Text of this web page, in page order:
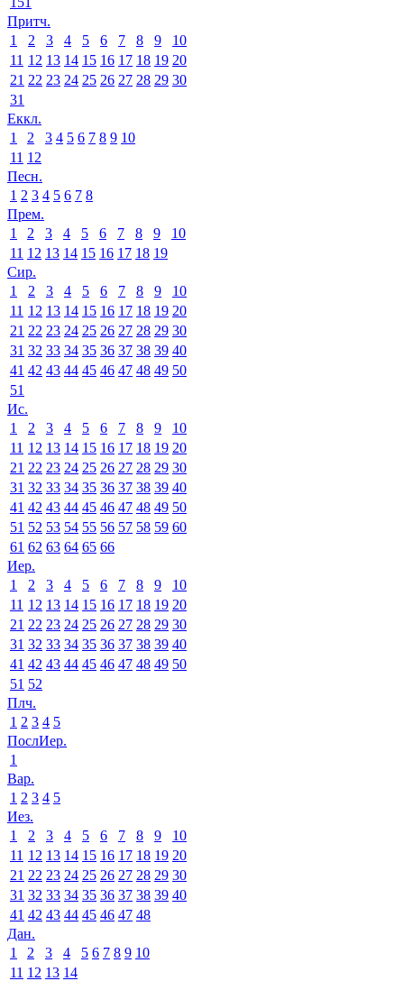
Притч.
1
2 3 4 5 6 7 8 9
10
11 12 13 14 15 16 17 18 19 20
21 22 23 24 25 26 27 28 29 30
31
Еккл.
1
2 3 4 5 6 7 8 9 10
11 12
Песн.
1 2 3 4 5 6 7 8
Прем.
1
2 3 4 5 6 7 8 9
10
11 12 13 14 15 16 17 18 19
Сир.
1
2 3 4 5 6 7 8 9
10
11 12 13 14 15 16 17 18 19 20
21 22 23 24 25 26 27 28 29 30
31 32 33 34 35 36 37 38 39 40
41 42 43 44 45 46 47 48 49 50
51
Ис.
1
2 3 4 5 6 7 8 9
10
11 12 13 14 15 16 17 18 19 20
21 22 23 24 25 26 27 28 29 30
31 32 33 34 35 36 37 38 39 40
41 42 43 44 45 46 47 48 49 50
51 52 53 54 55 56 57 58 59 60
61 62 63 64 65 66
Иер.
1
2 3 4 5 6 7 8 9
10
11 12 13 14 15 16 17 18 19 20
21 22 23 24 25 26 27 28 29 30
31 32 33 34 35 36 37 38 39 40
41 42 43 44 45 46 47 48 49 50
51 52
Плч.
1 2 3 4 5
ПослИер.
1
Вар.
1 2 3 4 5
Иез.
1
2 3 4 5 6 7 8 9
10
11 12 13 14 15 16 17 18 19 20
21 22 23 24 25 26 27 28 29 30
31 32 33 34 35 36 37 38 39 40
41 42 43 44 45 46 47 48
Дан.
1
2 3 4 5 6 7 8 9 10
11 12 13 14